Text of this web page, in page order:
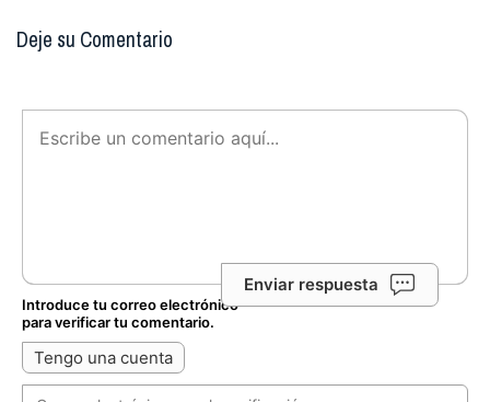
Deje su Comentario
Enviar respuesta
Introduce tu correo electrónico
para verificar tu comentario.
Tengo una cuenta